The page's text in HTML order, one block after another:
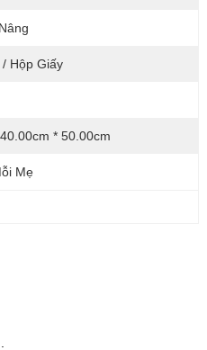
Hộp Giấy
* 50.00cm
Mẹ